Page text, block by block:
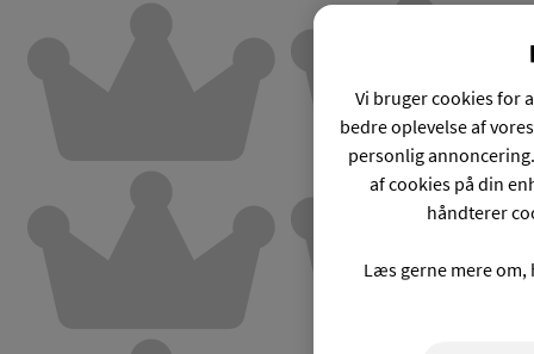
Vi bruger cookies for
bedre oplevelse af
personlig
af cookies på din
håndterer
Læs gerne mere